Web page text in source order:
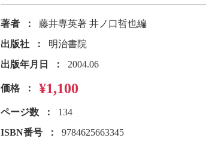
著者
藤井専英著 井ノ口哲也編
出版社
明治書院
出版年月日
2004.06
価格 ¥1,100
ページ数
134
ISBN番号
9784625663345